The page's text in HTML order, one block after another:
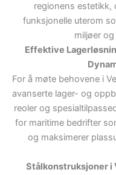
regionens estetikk,
funksjonelle uterom
miljøer
Effektive
For å møte behovene i
avanserte lager- og
reoler og
for maritime bedrifter
og maksimerer
Stålkonstruksjoner i